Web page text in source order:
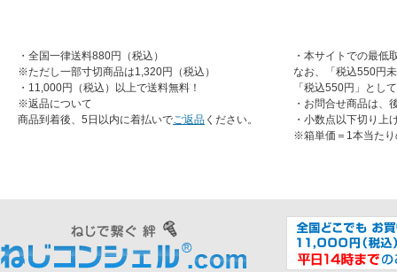
・全国一律送料880円（税込）
※ただし一部寸切商品は1,320円（税込）
・11,000円（税込）以上で送料無料！
※返品について
商品到着後、5日以内に着払いでご返品 ください。
・本サイトでの最低
なお、「税込550円
「税込550円」とし
・お問合せ商品は、
・小数点以下切り上
※箱単価＝1本当たり